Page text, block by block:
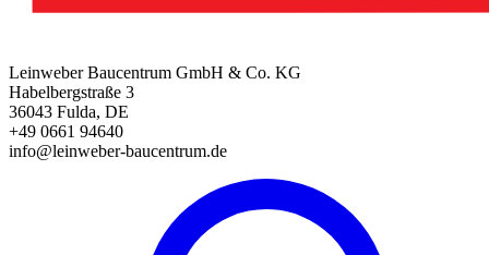
Leinweber Baucentrum GmbH & Co. KG
Habelbergstraße 3
36043 Fulda, DE
+49 0661 94640
info@leinweber-baucentrum.de